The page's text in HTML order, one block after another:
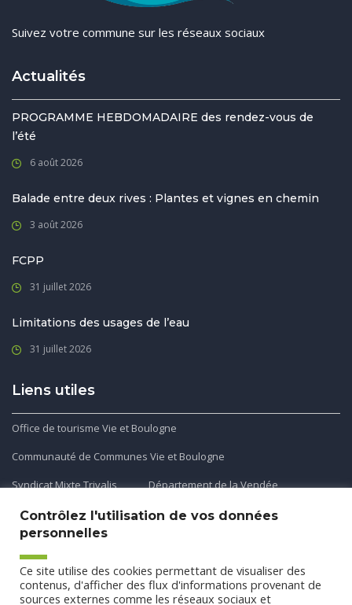
Suivez votre commune sur les réseaux sociaux
Actualités
PROGRAMME HEBDOMADAIRE des rendez-vous de
l’été
6 août 2026
Balade entre deux rives : Plantes et vignes en chemin
3 août 2026
FCPP
31 juillet 2026
Limitations des usages de l’eau
31 juillet 2026
Liens utiles
Office de tourisme Vie et Boulogne
Communauté de Communes Vie et Boulogne
Syndicat Mixte Trivalis
Département de la Vendée
Application mobile
Découvrez et téléchargez l'application gratuite mobile Ma
Commune et Moi pour recevoir les alertes et les actualités
Contrôlez l'utilisation de vos données
personnelles
Ce site utilise des cookies permettant de visualiser des
contenus, d'afficher des flux d'informations provenant de
sources externes comme les réseaux sociaux et